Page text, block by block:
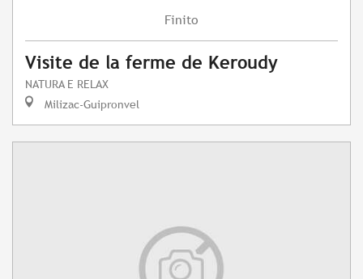
Finito
Visite de la ferme de Keroudy
NATURA E RELAX
Milizac-Guipronvel